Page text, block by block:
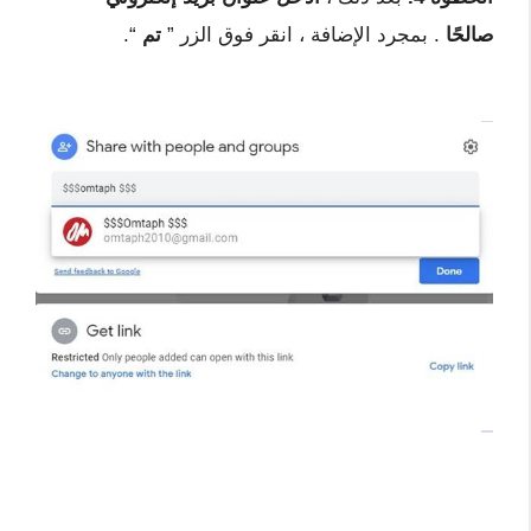
صالحًا . بمجرد الإضافة ، انقر فوق الزر ” تم “.